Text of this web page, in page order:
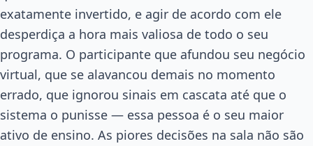
exatamente invertido, e agir de acordo com ele
desperdiça a hora mais valiosa de todo o seu
programa. O participante que afundou seu negócio
virtual, que se alavancou demais no momento
errado, que ignorou sinais em cascata até que o
sistema o punisse — essa pessoa é o seu maior
ativo de ensino. As piores decisões na sala não são